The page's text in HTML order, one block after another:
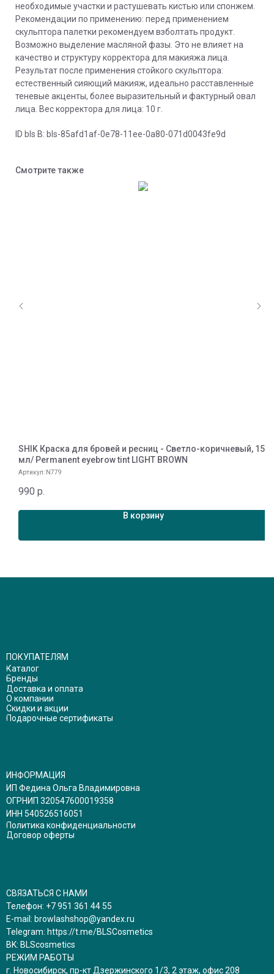
необходимые участки и растушевать кистью или спонжем.
Рекомендации по применению: перед применением
скульптора палетки рекомендуем взболтать продукт.
Возможно выделение масляной фазы. Это не влияет на
качество и структуру корректора для макияжа лица.
Результат после применения стойкого скульптора:
естественный сияющий макияж, идеально расставленные
теневые акценты, более выразительный и фактурный овал
лица. Вес корректора для лица: 10 г.
ID bls В: bls-85afd1af-0e78-11ee-0a80-071d0043fe9d
Смотрите также
SHIK Краска для бровей и ресниц - Светло-коричневый, 15
мл/ Permanent eyebrow tint LIGHT BROWN
Артикул: N779
990 р.
В корзину
ПОКУПАТЕЛЯМ
Каталог
Бренды
Доставка и оплата
О компании
Скидки и акции
Подарочные сертификаты
ИНФОРМАЦИЯ
ИП Федина Ольга Владимировна
ОГРНИП 320547600019358
ИНН 540526516051
Политика конфиденциальности
Договор оферты
СВЯЗАТЬСЯ С НАМИ
Телефон: +7 951 361 44 55
E-mail: browlashshop@yandex.ru
Telegram: https://t.me/BLSCosmetics
BK: BLScosmetics
РЕЖИМ РАБОТЫ
г. Новосибирск, пр-кт Дзержинского 1/3, 2 этаж, офис 208